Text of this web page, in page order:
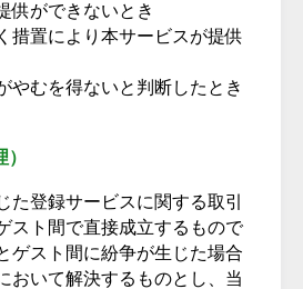
供ができないとき
措置により本サービスが提供
やむを得ないと判断したとき
た登録サービスに関する取引
スト間で直接成立するもので
ゲスト間に紛争が生じた場合
おいて解決するものとし、当